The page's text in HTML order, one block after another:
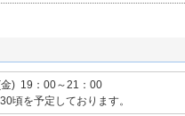
) 19：00～21：00
頃を予定しております。